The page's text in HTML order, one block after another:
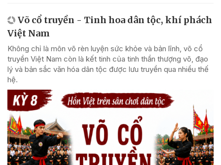
Võ cổ truyền - Tinh hoa dân tộc, khí phách
Việt Nam
Không chỉ là môn võ rèn luyện sức khỏe và bản lĩnh, võ cổ
truyền Việt Nam còn là kết tinh của tinh thần thượng võ, đạo
lý và bản sắc văn hóa dân tộc được lưu truyền qua nhiều thế
hệ.